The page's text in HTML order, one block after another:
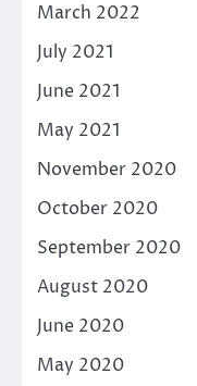
March 2022
July 2021
June 2021
May 2021
November 2020
October 2020
September 2020
August 2020
June 2020
May 2020